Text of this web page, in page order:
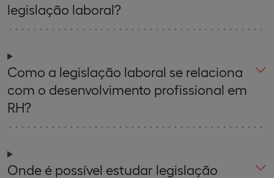
legislação laboral?
Como a legislação laboral se relaciona
com o desenvolvimento profissional em
RH?
Onde é possível estudar legislação